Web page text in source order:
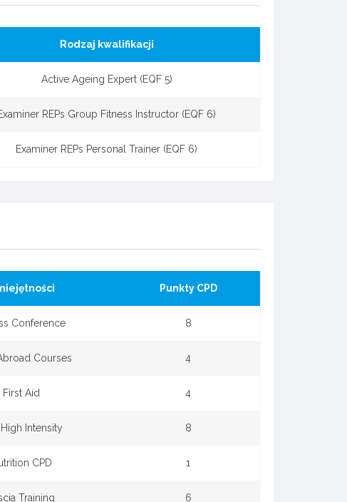
Rodzaj kwalifikacji
Active Ageing Expert (EQF 5)
REPs Group Fitness Instructor (EQF 6)
Examiner REPs Personal Trainer (EQF 6)
Punkty CPD
Conference 8
Courses 4
First Aid 4
High Intensity 8
CPD 1
Training 6